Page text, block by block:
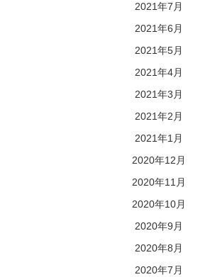
2021年7月
2021年6月
2021年5月
2021年4月
2021年3月
2021年2月
2021年1月
2020年12月
2020年11月
2020年10月
2020年9月
2020年8月
2020年7月